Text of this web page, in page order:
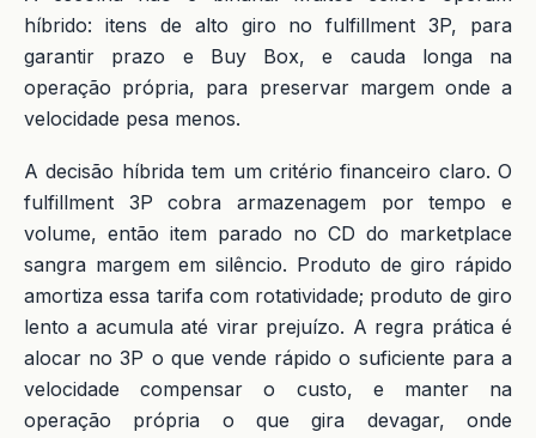
híbrido: itens de alto giro no fulfillment 3P, para
garantir prazo e Buy Box, e cauda longa na
operação própria, para preservar margem onde a
velocidade pesa menos.
A decisão híbrida tem um critério financeiro claro. O
fulfillment 3P cobra armazenagem por tempo e
volume, então item parado no CD do marketplace
sangra margem em silêncio. Produto de giro rápido
amortiza essa tarifa com rotatividade; produto de giro
lento a acumula até virar prejuízo. A regra prática é
alocar no 3P o que vende rápido o suficiente para a
velocidade compensar o custo, e manter na
operação própria o que gira devagar, onde